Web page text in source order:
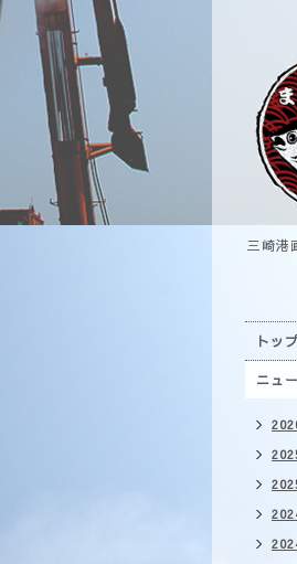
三崎港
トッ
ニュ